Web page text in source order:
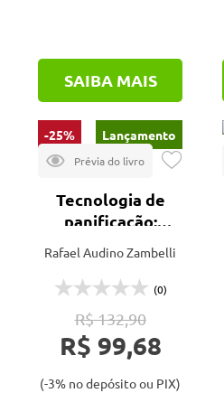
FEALQ (15)
FUNEP (1)
Icone editora (1)
Instituto Plantarum (3)
Interciência (2)
Mecenas (1)
Nobel (1)
Oficina de Textos (19)
Paco Editorial (2)
Publindústria (2)
SAIBA MAIS
-25% Lançamento
Tecnologia de
panificação:
transformando
ingredientes em
produtos de
qualidade
Rafael Audino Zambelli
(0)
R$ 132,90
R$ 99,68
(-3% no depósito ou PIX)